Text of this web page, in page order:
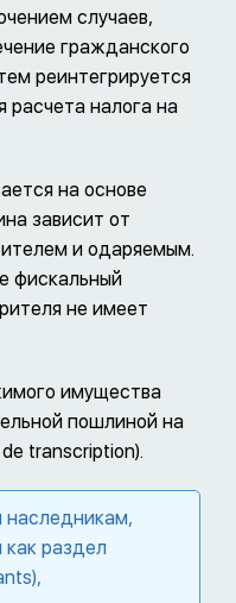
случаев,
гражданского
реинтегрируется
налога на
на основе
зависит от
и одаряемым.
фискальный
не имеет
имущества
пошлиной на
transcription).
раздел